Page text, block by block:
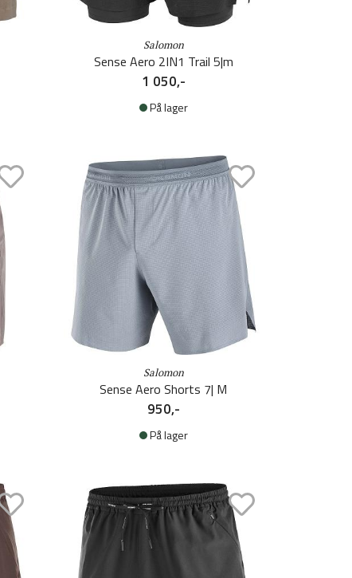
Salomon
Sense Aero 2IN1 Trail 5|m
1 050,-
På lager
Salomon
Sense Aero Shorts 7| M
950,-
På lager